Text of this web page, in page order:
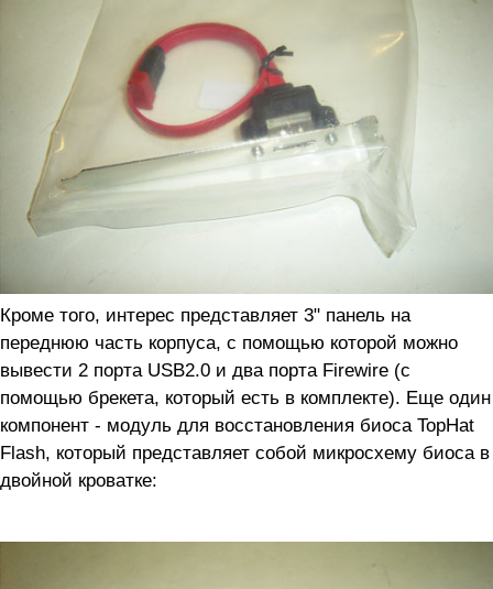
Кроме того, интерес представляет 3" панель на
переднюю часть корпуса, с помощью которой можно
вывести 2 порта USB2.0 и два порта Firewire (с
помощью брекета, который есть в комплекте). Еще один
компонент - модуль для восстановления биоса TopHat
Flash, который представляет собой микросхему биоса в
двойной кроватке: